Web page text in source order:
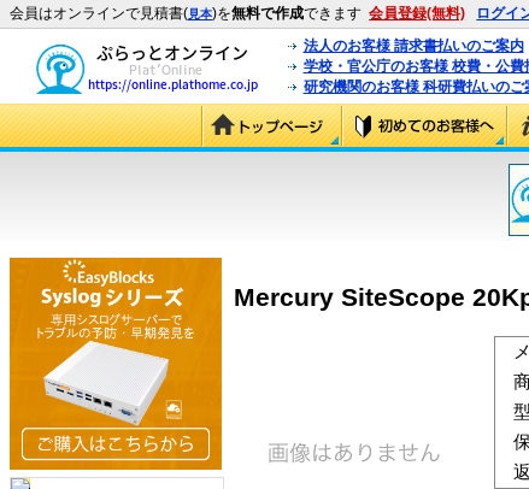
会員はオンラインで見積書(見本)を無料で作成できます 会員登録(無料) ログイ
法人のお客様 請求書払いのご案内
学校・官公庁のお客様 校費・公費
研究機関のお客様 科研費払いのご
Mercury SiteScope